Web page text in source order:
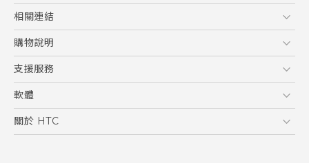
5G
智慧型手機
配件
相關連結
HTC Research
購物說明
購物須知
訂單管理
付款方式
支援服務
到府收送維修服務
服務中心資訊
客戶服務佈告欄
軟體
應用程式
關於 HTC